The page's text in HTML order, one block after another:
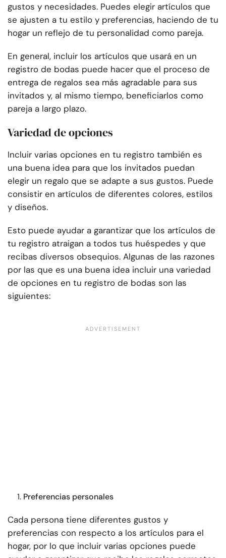
gustos y necesidades. Puedes elegir artículos que
se ajusten a tu estilo y preferencias, haciendo de tu
hogar un reflejo de tu personalidad como pareja.
En general, incluir los artículos que usará en un
registro de bodas puede hacer que el proceso de
entrega de regalos sea más agradable para sus
invitados y, al mismo tiempo, beneficiarlos como
pareja a largo plazo.
Variedad de opciones
Incluir varias opciones en tu registro también es
una buena idea para que los invitados puedan
elegir un regalo que se adapte a sus gustos. Puede
consistir en artículos de diferentes colores, estilos
y diseños.
Esto puede ayudar a garantizar que los artículos de
tu registro atraigan a todos tus huéspedes y que
recibas diversos obsequios. Algunas de las razones
por las que es una buena idea incluir una variedad
de opciones en tu registro de bodas son las
siguientes:
Preferencias personales
Cada persona tiene diferentes gustos y
preferencias con respecto a los artículos para el
hogar, por lo que incluir varias opciones puede